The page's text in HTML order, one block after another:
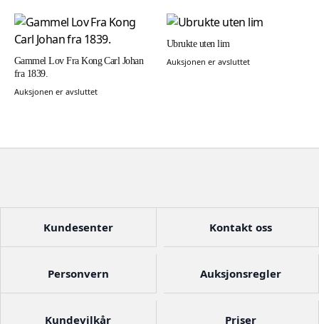
Gammel Lov Fra Kong Carl Johan
fra 1839.
Auksjonen er avsluttet
Ubrukte uten lim
Auksjonen er avsluttet
Kundesenter Kontakt oss
Personvern Auksjonsregler
Kundevilkår Priser